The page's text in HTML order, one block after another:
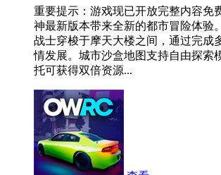
重要提示：游戏现已开放完整内容免
神最新版本带来全新的都市冒险体验
战士穿梭于摩天大楼之间，通过完成
情发展。城市沙盒地图支持自由探索
托可获得双倍资源...